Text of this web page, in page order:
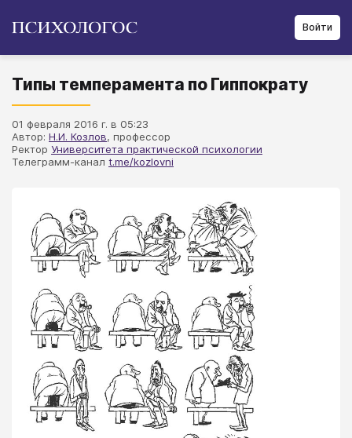
Войти
Типы темперамента по Гиппократу
01 февраля 2016 г. в 05:23
Автор: Н.И. Козлов, профессор
Ректор Университета практической психологии
Телеграмм-канал t.me/kozlovni